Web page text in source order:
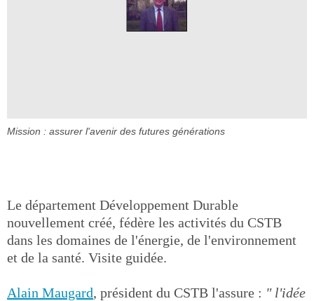
Mission : assurer l'avenir des futures générations
Le département Développement Durable
nouvellement créé, fédère les activités du CSTB
dans les domaines de l'énergie, de l'environnement
et de la santé. Visite guidée.
Alain Maugard, président du CSTB l'assure : " l'idée